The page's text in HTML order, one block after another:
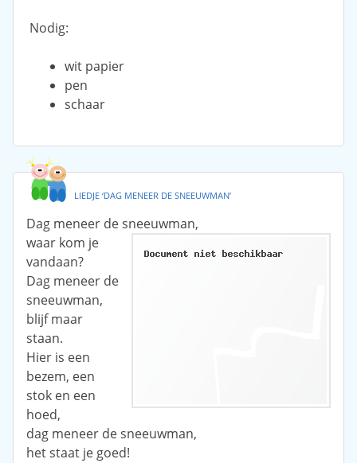
Nodig:
wit papier
pen
schaar
LIEDJE ‘DAG MENEER DE SNEEUWMAN’
Dag meneer de sneeuwman,
waar kom je
vandaan?
Dag meneer de
sneeuwman,
blijf maar
staan.
Hier is een
bezem, een
stok en een
hoed,
dag meneer de sneeuwman,
het staat je goed!